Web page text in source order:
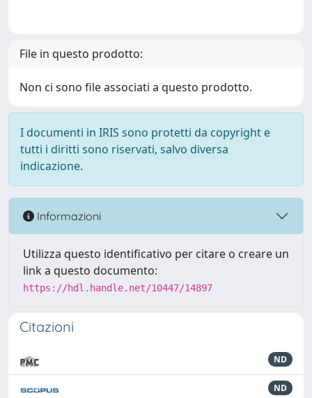
File in questo prodotto:
Non ci sono file associati a questo prodotto.
I documenti in IRIS sono protetti da copyright e
tutti i diritti sono riservati, salvo diversa
indicazione.
Informazioni
Utilizza questo identificativo per citare o creare un
link a questo documento:
https://hdl.handle.net/10447/14897
Citazioni
ND
ND